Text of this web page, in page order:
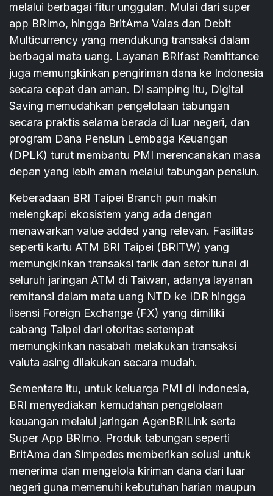
melalui berbagai fitur unggulan. Mulai dari super
app BRImo, hingga BritAma Valas dan Debit
Multicurrency yang mendukung transaksi dalam
berbagai mata uang. Layanan BRIfast Remittance
juga memungkinkan pengiriman dana ke Indonesia
secara cepat dan aman. Di samping itu, Digital
Saving memudahkan pengelolaan tabungan
secara praktis selama berada di luar negeri, dan
program Dana Pensiun Lembaga Keuangan
(DPLK) turut membantu PMI merencanakan masa
depan yang lebih aman melalui tabungan pensiun.
Keberadaan BRI Taipei Branch pun makin
melengkapi ekosistem yang ada dengan
menawarkan value added yang relevan. Fasilitas
seperti kartu ATM BRI Taipei (BRITW) yang
memungkinkan transaksi tarik dan setor tunai di
seluruh jaringan ATM di Taiwan, adanya layanan
remitansi dalam mata uang NTD ke IDR hingga
lisensi Foreign Exchange (FX) yang dimiliki
cabang Taipei dari otoritas setempat
memungkinkan nasabah melakukan transaksi
valuta asing dilakukan secara mudah.
Sementara itu, untuk keluarga PMI di Indonesia,
BRI menyediakan kemudahan pengelolaan
keuangan melalui jaringan AgenBRILink serta
Super App BRImo. Produk tabungan seperti
BritAma dan Simpedes memberikan solusi untuk
menerima dan mengelola kiriman dana dari luar
negeri guna memenuhi kebutuhan harian maupun